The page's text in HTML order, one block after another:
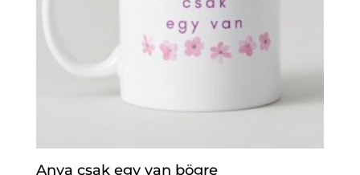
Anya csak egy van bögre